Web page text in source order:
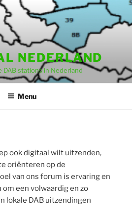
NEDERLAND
stations in Nederland
Menu
ook digitaal wilt uitzenden,
oriënteren op de
van ons forum is ervaring en
een volwaardig en zo
lokale DAB uitzendingen